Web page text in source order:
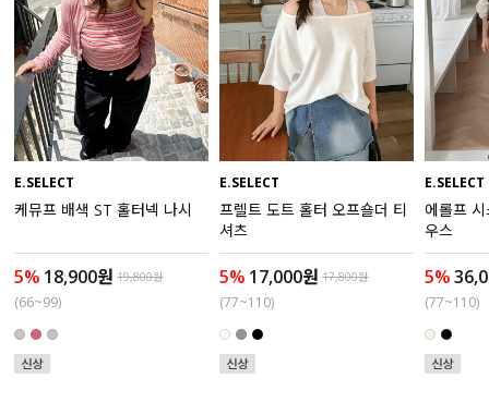
아우터
스커트
언더웨어/파자마
코디템
FIT ZOOM
E.SELECT
케뮤프 배색 ST 홀터넥 나시
5% 18,900원 19,800원
(66~99)
E.SELECT
프렐트 도트 홀터 오프숄더 티
셔츠
5% 17,000원 17,800원
(77~110)
E.SELECT
에롤프
우스
5%
(77~110)